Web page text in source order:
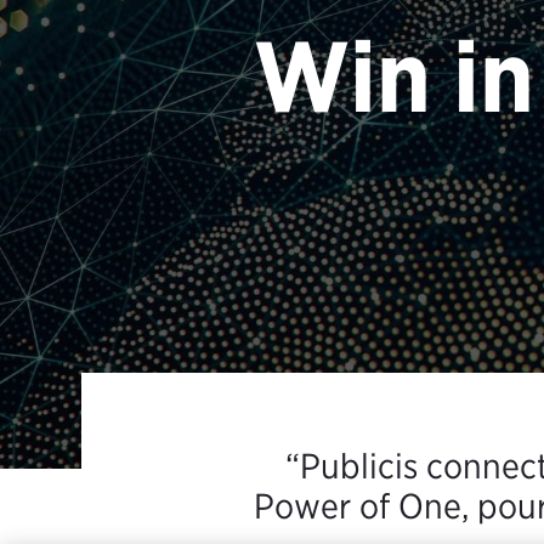
Win
Publicis
Power of One,